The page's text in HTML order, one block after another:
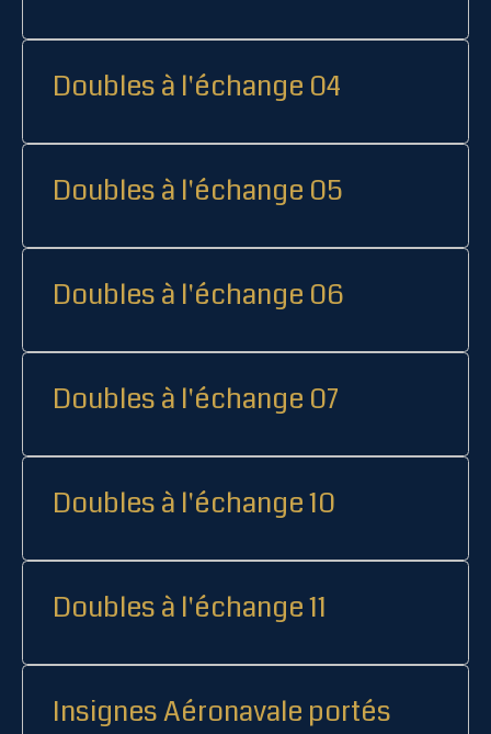
Doubles à l'échange 04
Doubles à l'échange 05
Doubles à l'échange 06
Doubles à l'échange 07
Doubles à l'échange 10
Doubles à l'échange 11
Insignes Aéronavale portés